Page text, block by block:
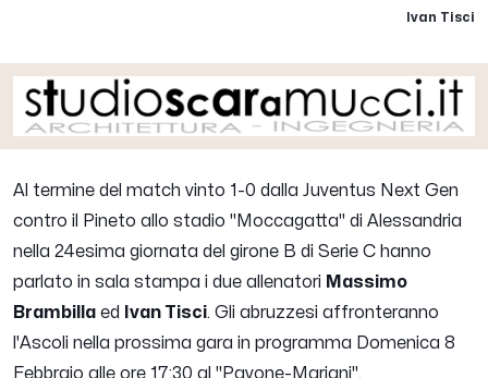
Ivan Tisci
Al termine del match vinto 1-0 dalla Juventus Next Gen
contro il Pineto allo stadio "Moccagatta" di Alessandria
nella 24esima giornata del girone B di Serie C hanno
parlato in sala stampa i due allenatori Massimo
Brambilla ed Ivan Tisci. Gli abruzzesi affronteranno
l'Ascoli nella prossima gara in programma Domenica 8
Febbraio alle ore 17:30 al "Pavone-Mariani".